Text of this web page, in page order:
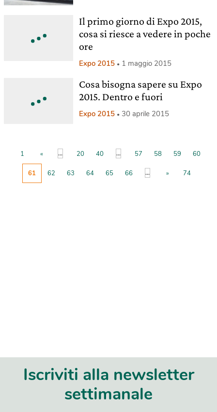
Il primo giorno di Expo 2015,
cosa si riesce a vedere in poche
ore
Expo 2015 1 maggio 2015
Cosa bisogna sapere su Expo
2015. Dentro e fuori
Expo 2015 30 aprile 2015
1 « ... 20 40 ... 57 58 59 60
61 62 63 64 65 66 ... » 74
Iscriviti alla newsletter
settimanale